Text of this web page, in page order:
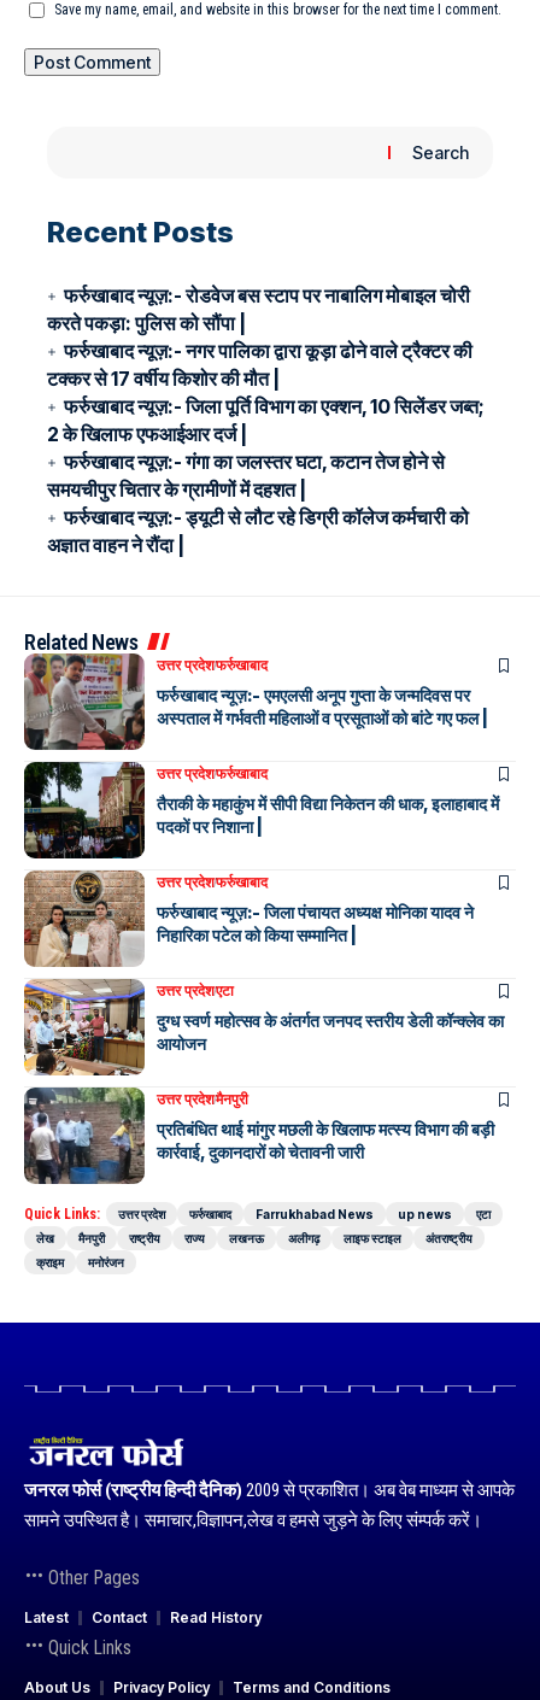
Save my name, email, and website in this browser for the next time I comment.
Search
Recent Posts
फर्रुखाबाद न्यूज़:- रोडवेज बस स्टाप पर नाबालिग मोबाइल चोरी
करते पकड़ा: पुलिस को सौंपा |
फर्रुखाबाद न्यूज़:- नगर पालिका द्वारा कूड़ा ढोने वाले ट्रैक्टर की
टक्कर से 17 वर्षीय किशोर की मौत |
फर्रुखाबाद न्यूज़:- जिला पूर्ति विभाग का एक्शन, 10 सिलेंडर जब्त;
2 के खिलाफ एफआईआर दर्ज |
फर्रुखाबाद न्यूज़:- गंगा का जलस्तर घटा, कटान तेज होने से
समयचीपुर चितार के ग्रामीणों में दहशत |
फर्रुखाबाद न्यूज़:- ड्यूटी से लौट रहे डिग्री कॉलेज कर्मचारी को
अज्ञात वाहन ने रौंदा |
Related News
उत्तर प्रदेशफर्रुखाबाद
फर्रुखाबाद न्यूज़:- एमएलसी अनूप गुप्ता के जन्मदिवस पर
अस्पताल में गर्भवती महिलाओं व प्रसूताओं को बांटे गए फल |
उत्तर प्रदेशफर्रुखाबाद
तैराकी के महाकुंभ में सीपी विद्या निकेतन की धाक, इलाहाबाद में
पदकों पर निशाना |
उत्तर प्रदेशफर्रुखाबाद
फर्रुखाबाद न्यूज़:- जिला पंचायत अध्यक्ष मोनिका यादव ने
निहारिका पटेल को किया सम्मानित |
उत्तर प्रदेशएटा
दुग्ध स्वर्ण महोत्सव के अंतर्गत जनपद स्तरीय डेली कॉन्क्लेव का
आयोजन
उत्तर प्रदेशमैनपुरी
प्रतिबंधित थाई मांगुर मछली के खिलाफ मत्स्य विभाग की बड़ी
कार्रवाई, दुकानदारों को चेतावनी जारी
Quick Links: उत्तर प्रदेश फर्रुखाबाद Farrukhabad News up news
एटा
लेख
मैनपुरी राष्ट्रीय राज्य लखनऊ अलीगढ़ लाइफ स्टाइल
अंतराष्ट्रीय
क्राइम
मनोरंजन
जनरल फोर्स (राष्ट्रीय हिन्दी दैनिक) 2009 से प्रकाशित। अब वेब माध्यम से आपके
सामने उपस्थित है। समाचार,विज्ञापन,लेख व हमसे जुड़ने के लिए संम्पर्क करें।
Other Pages
Latest Contact Read History
Quick Links
About Us Privacy Policy Terms and Conditions